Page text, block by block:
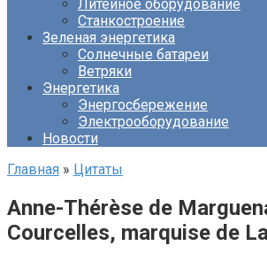
Литейное оборудование
Станкостроение
Зеленая энергетика
Солнечные батареи
Ветряки
Энергетика
Энергосбережение
Электрооборудование
Новости
Главная » Цитаты
Anne-Thérèse de
Courcelles, marquise de